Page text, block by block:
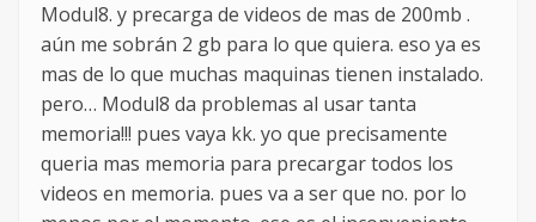
Modul8. y precarga de videos de mas de 200mb .
aún me sobrán 2 gb para lo que quiera. eso ya es
mas de lo que muchas maquinas tienen instalado.
pero… Modul8 da problemas al usar tanta
memoria!!! pues vaya kk. yo que precisamente
queria mas memoria para precargar todos los
videos en memoria. pues va a ser que no. por lo